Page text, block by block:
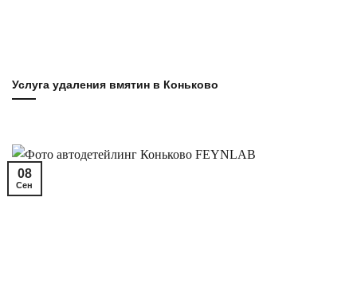
Услуга удаления вмятин в Коньково
08
Сен